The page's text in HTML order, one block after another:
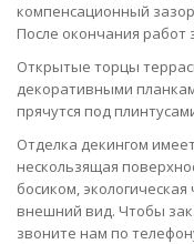
компенсационный
После окончания
Открытые торцы
декоративными
прячутся под
Отделка декингом
нескользящая
босиком,
внешний вид. Чтобы
звоните нам по